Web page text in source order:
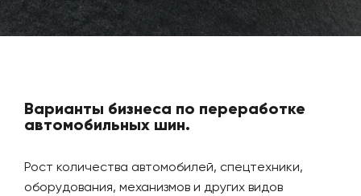
Варианты бизнеса по переработке
автомобильных шин.
Рост количества автомобилей, спецтехники,
оборудования, механизмов и других видов